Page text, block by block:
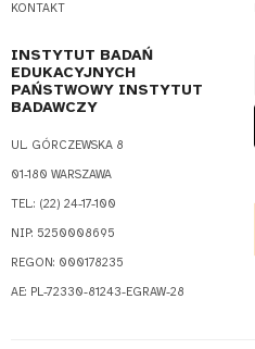
KONTAKT
INSTYTUT BADAŃ
EDUKACYJNYCH
PAŃSTWOWY INSTYTUT
BADAWCZY
UL. GÓRCZEWSKA 8
01-180 WARSZAWA
TEL.: (22) 24-17-100
NIP: 5250008695
REGON: 000178235
AE: PL-72330-81243-EGRAW-28